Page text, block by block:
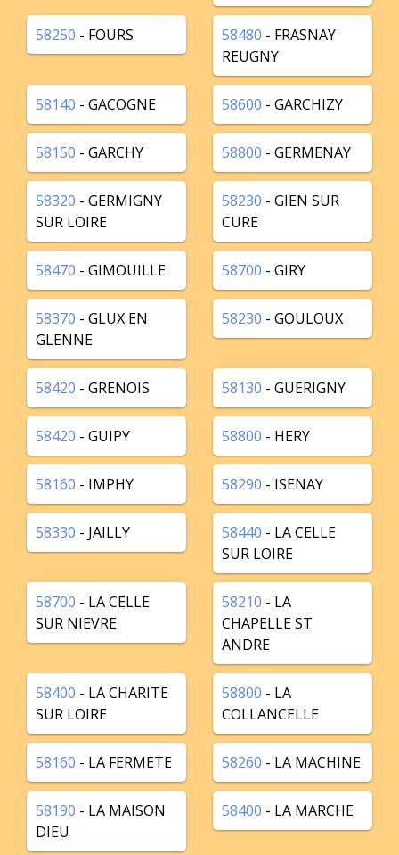
58250 - FOURS 58480 - FRASNAY
REUGNY
58140 - GACOGNE 58600 - GARCHIZY
58150 - GARCHY 58800 - GERMENAY
58320 - GERMIGNY
SUR LOIRE
58230 - GIEN SUR
CURE
58470 - GIMOUILLE 58700 - GIRY
58370 - GLUX EN
GLENNE
58230 - GOULOUX
58420 - GRENOIS 58130 - GUERIGNY
58420 - GUIPY 58800 - HERY
58160 - IMPHY 58290 - ISENAY
58330 - JAILLY 58440 - LA CELLE
SUR LOIRE
58700 - LA CELLE
SUR NIEVRE
58210 - LA
CHAPELLE ST
ANDRE
58400 - LA CHARITE
SUR LOIRE
58800 - LA
COLLANCELLE
58160 - LA FERMETE 58260 - LA MACHINE
58190 - LA MAISON
DIEU
58400 - LA MARCHE